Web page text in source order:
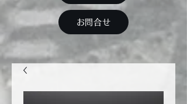
お問合せ